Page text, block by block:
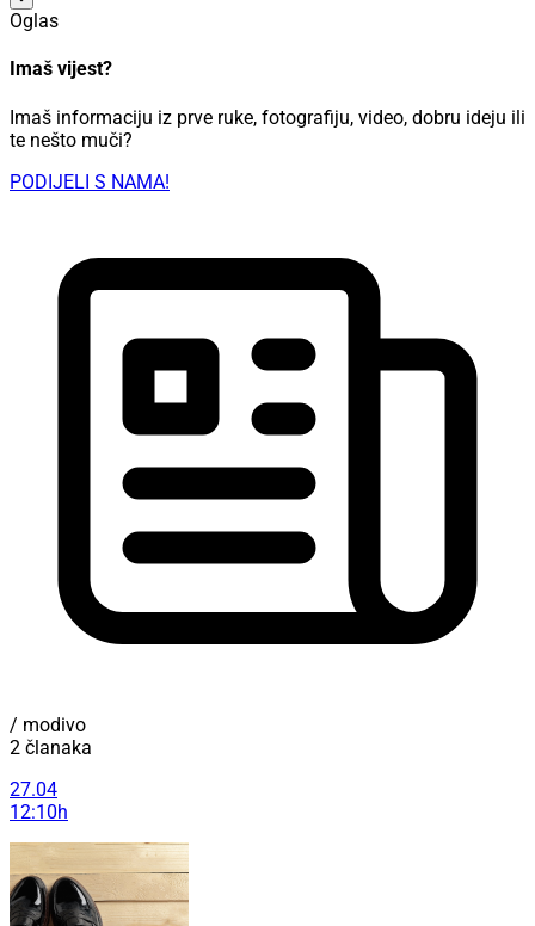
Oglas
Imaš vijest?
Imaš informaciju iz prve ruke, fotografiju, video, dobru ideju ili
te nešto muči?
PODIJELI S NAMA!
/ modivo
2 članaka
27.04
12:10h